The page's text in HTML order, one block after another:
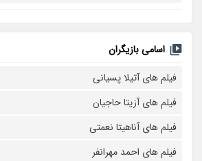
اسامی بازیگران
فیلم های آتیلا پسیانی
فیلم های آزیتا حاجیان
فیلم های آناهیتا نعمتی
فیلم های احمد مهرانفر